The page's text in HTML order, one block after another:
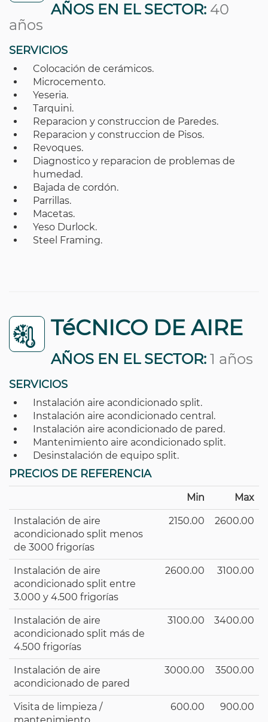
AÑOS EN EL SECTOR: 40
años
SERVICIOS
Colocación de cerámicos.
Microcemento.
Yeseria.
Tarquini.
Reparacion y construccion de Paredes.
Reparacion y construccion de Pisos.
Revoques.
Diagnostico y reparacion de problemas de
humedad.
Bajada de cordón.
Parrillas.
Macetas.
Yeso Durlock.
Steel Framing.
TéCNICO DE AIRE
AÑOS EN EL SECTOR: 1 años
SERVICIOS
Instalación aire acondicionado split.
Instalación aire acondicionado central.
Instalación aire acondicionado de pared.
Mantenimiento aire acondicionado split.
Desinstalación de equipo split.
PRECIOS DE REFERENCIA
Min Max
Instalación de aire
acondicionado split menos
de 3000 frigorías
2150.00 2600.00
Instalación de aire
acondicionado split entre
3.000 y 4.500 frigorías
2600.00 3100.00
Instalación de aire
acondicionado split más de
4.500 frigorías
3100.00 3400.00
Instalación de aire
acondicionado de pared
3000.00 3500.00
Visita de limpieza /
600.00 900.00